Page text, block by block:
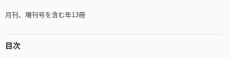
月刊、増刊号を含む年13冊
目次